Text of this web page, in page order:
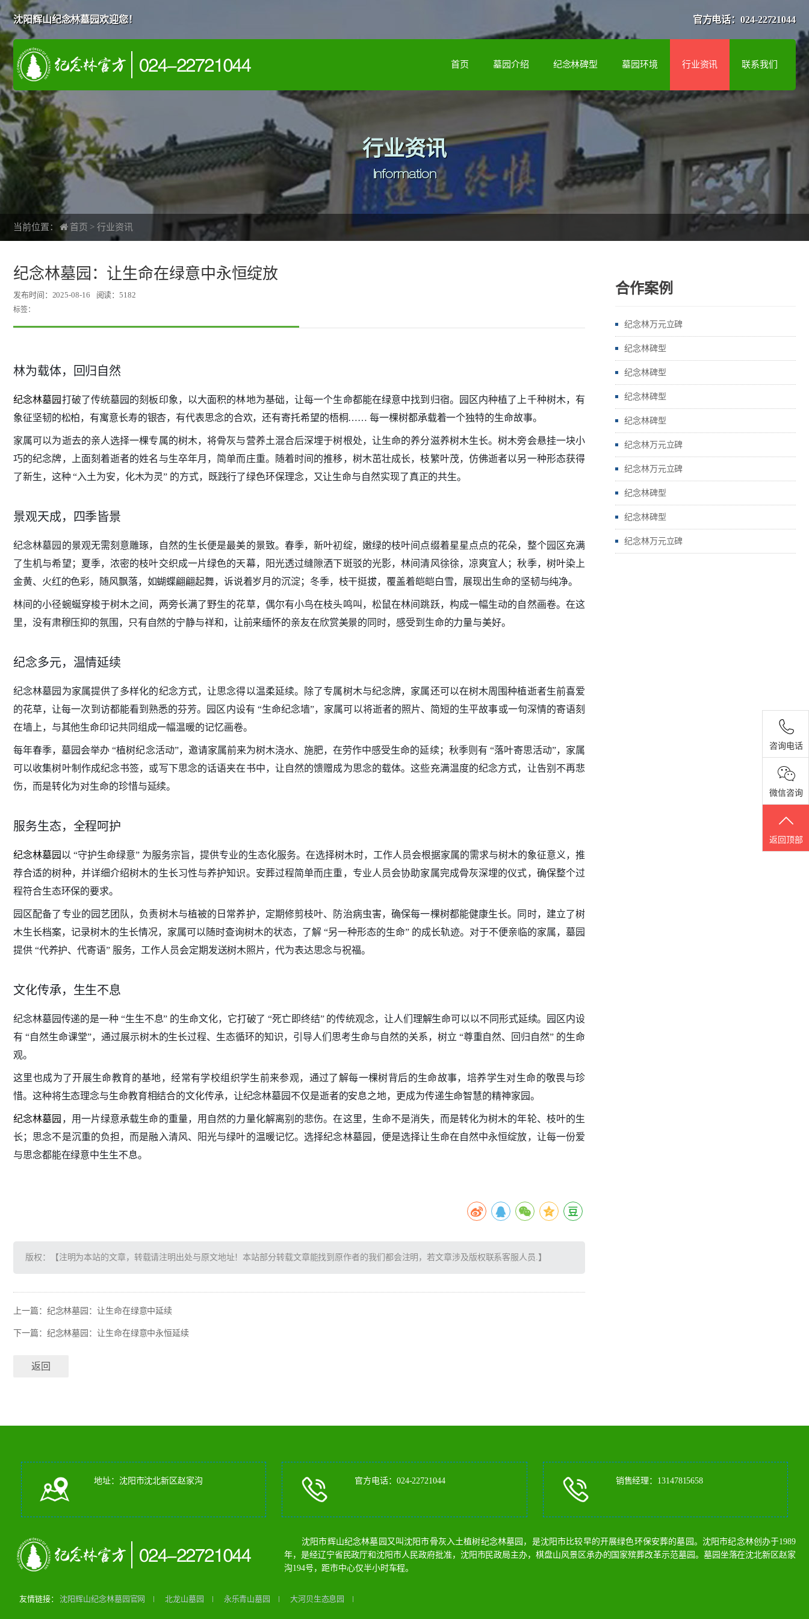
沈阳辉山纪念林墓园欢迎您！ 官方电话：024-22721044
首页 墓园介绍 纪念林碑型 墓园环境 行业资讯 联系我们
行业资讯
Information
当前位置： 首页 >行业资讯
纪念林墓园：让生命在绿意中永恒绽放
发布时间：2025-08-16 阅读：5182
标签：
林为载体，回归自然
纪念林墓园 打破了传统墓园的刻板印象，以大面积的林地为基础，让每一个生命都能在绿意中找到归宿。园区内种植了上千种树木，有
象征坚韧的松柏，有寓意长寿的银杏，有代表思念的合欢，还有寄托希望的梧桐…… 每一棵树都承载着一个独特的生命故事。
家属可以为逝去的亲人选择一棵专属的树木，将骨灰与营养土混合后深埋于树根处，让生命的养分滋养树木生长。树木旁会悬挂一块小
巧的纪念牌，上面刻着逝者的姓名与生卒年月，简单而庄重。随着时间的推移，树木茁壮成长，枝繁叶茂，仿佛逝者以另一种形态获得
了新生，这种 “入土为安，化木为灵” 的方式，既践行了绿色环保理念，又让生命与自然实现了真正的共生。
景观天成，四季皆景
纪念林墓园的景观无需刻意雕琢，自然的生长便是最美的景致。春季，新叶初绽，嫩绿的枝叶间点缀着星星点点的花朵，整个园区充满
了生机与希望；夏季，浓密的枝叶交织成一片绿色的天幕，阳光透过缝隙洒下斑驳的光影，林间清风徐徐，凉爽宜人；秋季，树叶染上
金黄、火红的色彩，随风飘落，如蝴蝶翩翩起舞，诉说着岁月的沉淀；冬季，枝干挺拔，覆盖着皑皑白雪，展现出生命的坚韧与纯净。
林间的小径蜿蜒穿梭于树木之间，两旁长满了野生的花草，偶尔有小鸟在枝头鸣叫，松鼠在林间跳跃，构成一幅生动的自然画卷。在这
里，没有肃穆压抑的氛围，只有自然的宁静与祥和，让前来缅怀的亲友在欣赏美景的同时，感受到生命的力量与美好。
纪念多元，温情延续
纪念林墓园为家属提供了多样化的纪念方式，让思念得以温柔延续。除了专属树木与纪念牌，家属还可以在树木周围种植逝者生前喜爱
的花草，让每一次到访都能看到熟悉的芬芳。园区内设有 “生命纪念墙”，家属可以将逝者的照片、简短的生平故事或一句深情的寄语刻
在墙上，与其他生命印记共同组成一幅温暖的记忆画卷。
每年春季，墓园会举办 “植树纪念活动”，邀请家属前来为树木浇水、施肥，在劳作中感受生命的延续；秋季则有 “落叶寄思活动”，家属
可以收集树叶制作成纪念书签，或写下思念的话语夹在书中，让自然的馈赠成为思念的载体。这些充满温度的纪念方式，让告别不再悲
伤，而是转化为对生命的珍惜与延续。
服务生态，全程呵护
纪念林墓园 以 “守护生命绿意” 为服务宗旨，提供专业的生态化服务。在选择树木时，工作人员会根据家属的需求与树木的象征意义，推
荐合适的树种，并详细介绍树木的生长习性与养护知识。安葬过程简单而庄重，专业人员会协助家属完成骨灰深埋的仪式，确保整个过
程符合生态环保的要求。
园区配备了专业的园艺团队，负责树木与植被的日常养护，定期修剪枝叶、防治病虫害，确保每一棵树都能健康生长。同时，建立了树
木生长档案，记录树木的生长情况，家属可以随时查询树木的状态，了解 “另一种形态的生命” 的成长轨迹。对于不便亲临的家属，墓园
提供 “代养护、代寄语” 服务，工作人员会定期发送树木照片，代为表达思念与祝福。
文化传承，生生不息
纪念林墓园传递的是一种 “生生不息” 的生命文化，它打破了 “死亡即终结” 的传统观念，让人们理解生命可以以不同形式延续。园区内设
有 “自然生命课堂”，通过展示树木的生长过程、生态循环的知识，引导人们思考生命与自然的关系，树立 “尊重自然、回归自然” 的生命
观。
这里也成为了开展生命教育的基地，经常有学校组织学生前来参观，通过了解每一棵树背后的生命故事，培养学生对生命的敬畏与珍
惜。这种将生态理念与生命教育相结合的文化传承，让纪念林墓园不仅是逝者的安息之地，更成为传递生命智慧的精神家园。
纪念林墓园 ，用一片绿意承载生命的重量，用自然的力量化解离别的悲伤。在这里，生命不是消失，而是转化为树木的年轮、枝叶的生
长；思念不是沉重的负担，而是融入清风、阳光与绿叶的温暖记忆。选择纪念林墓园，便是选择让生命在自然中永恒绽放，让每一份爱
与思念都能在绿意中生生不息。
版权：【注明为本站的文章，转载请注明出处与原文地址！本站部分转载文章能找到原作者的我们都会注明，若文章涉及版权联系客服人员.】
上一篇： 纪念林墓园：让生命在绿意中延续
下一篇： 纪念林墓园：让生命在绿意中永恒延续
返回
合作案例
纪念林万元立碑
纪念林碑型
纪念林碑型
纪念林碑型
纪念林碑型
纪念林万元立碑
纪念林万元立碑
纪念林碑型
纪念林碑型
纪念林万元立碑
地址：沈阳市沈北新区赵家沟 官方电话：024-22721044 销售经理：13147815658
沈阳市辉山纪念林墓园又叫沈阳市骨灰入土植树纪念林墓园，是沈阳市比较早的开展绿色环保安葬的墓园。沈阳市纪念林创办于1989
年，是经辽宁省民政厅和沈阳市人民政府批准，沈阳市民政局主办，棋盘山风景区承办的国家殡葬改革示范墓园。墓园坐落在沈北新区赵家
沟194号，距市中心仅半小时车程。
友情链接：沈阳辉山纪念林墓园官网 北龙山墓园 永乐青山墓园 大河贝生态息园
咨询电话
微信咨询
返回顶部